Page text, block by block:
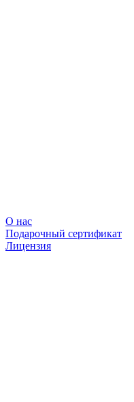
О нас
Подарочный сертификат
Лицензия